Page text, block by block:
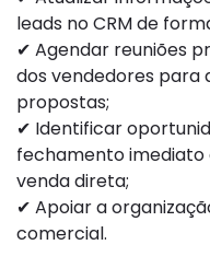
leads no CRM de
✔ Agendar reuniões
dos vendedores
propostas;
✔ Identificar
fechamento imediato
venda direta;
✔ Apoiar a
comercial.